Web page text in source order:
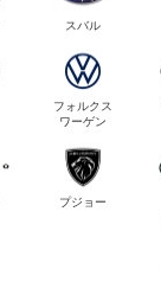
スバル
フォルクス
ワーゲン
プジョー